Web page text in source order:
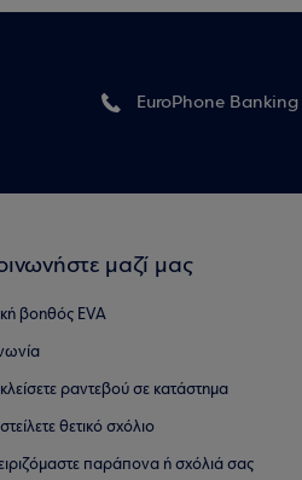
EuroPhone Banking
μαζί μας
βοηθός EVA
ραντεβού σε κατάστημα
θετικό σχόλιο
παράπονα ή σχόλιά σας